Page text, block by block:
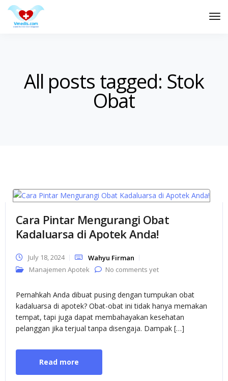
All posts tagged: Stok
Obat
Cara Pintar Mengurangi Obat
Kadaluarsa di Apotek Anda!
July 18, 2024
Wahyu Firman
Manajemen Apotek
No comments yet
Pernahkah Anda dibuat pusing dengan tumpukan obat
kadaluarsa di apotek? Obat-obat ini tidak hanya memakan
tempat, tapi juga dapat membahayakan kesehatan
pelanggan jika terjual tanpa disengaja. Dampak […]
Read more